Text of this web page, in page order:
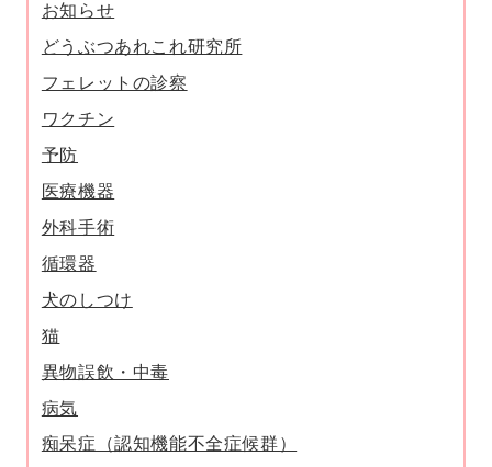
お知らせ
どうぶつあれこれ研究所
フェレットの診察
ワクチン
予防
医療機器
外科手術
循環器
犬のしつけ
猫
異物誤飲・中毒
病気
痴呆症（認知機能不全症候群）